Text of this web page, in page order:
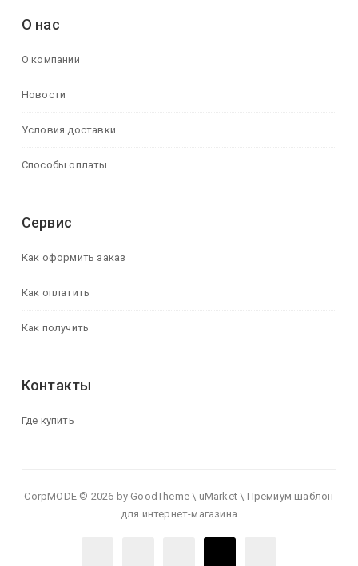
О нас
О компании
Новости
Условия доставки
Способы оплаты
Сервис
Как оформить заказ
Как оплатить
Как получить
Контакты
Где купить
CorpMODE © 2026 by GoodTheme \ uMarket \ Премиум шаблон
для интернет-магазина